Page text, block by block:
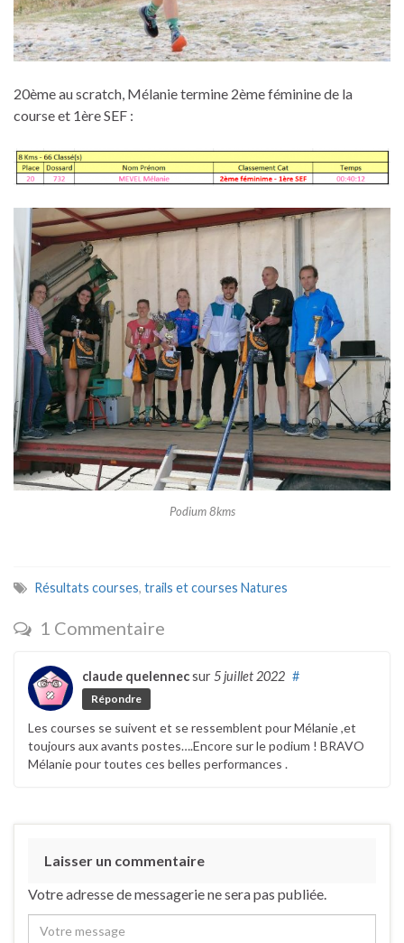
20ème au scratch, Mélanie termine 2ème féminine de la
course et 1ère SEF :
Podium 8kms
Résultats courses, trails et courses Natures
1 Commentaire
claude quelennecsur 5 juillet 2022 #
Répondre
Les courses se suivent et se ressemblent pour Mélanie ,et
toujours aux avants postes….Encore sur le podium ! BRAVO
Mélanie pour toutes ces belles performances .
Laisser un commentaire
Votre adresse de messagerie ne sera pas publiée.